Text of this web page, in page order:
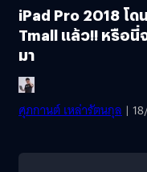
iPad Pro 2018 โ
Tmall แล้ว!! หรือนี่
มา
ศุภกานต์ เหล่ารัตนกุล |